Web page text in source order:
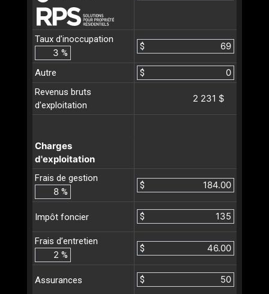
Taux d'inoccupation
%
$
Autre
$
Revenus bruts
d'exploitation
2 231 $
Charges
d'exploitation
Frais de gestion
%
$
Impôt foncier $
Frais d’entretien
%
$
Assurances $